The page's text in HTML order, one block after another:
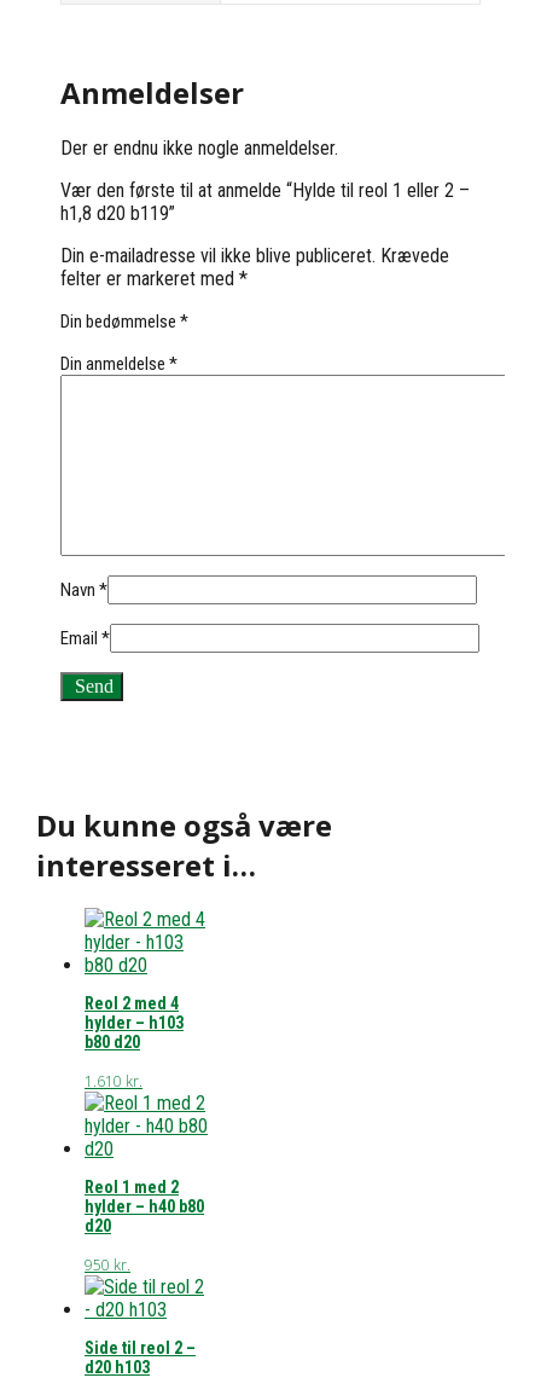
Anmeldelser
Der er endnu ikke nogle anmeldelser.
Vær den første til at anmelde “Hylde til reol 1 eller 2 –
h1,8 d20 b119”
Din e-mailadresse vil ikke blive publiceret. Krævede
felter er markeret med *
Din bedømmelse *
Din anmeldelse *
Navn *
Email *
Du kunne også være
interesseret i…
Reol 2 med 4
hylder – h103
b80 d20
1.610 kr.
Reol 1 med 2
hylder – h40 b80
d20
950 kr.
Side til reol 2 –
d20 h103